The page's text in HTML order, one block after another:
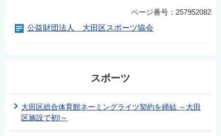
ページ番号：257952082
公益財団法人 大田区スポーツ協会
スポーツ
大田区総合体育館ネーミングライツ契約を締結 ～大田
区施設で初!～